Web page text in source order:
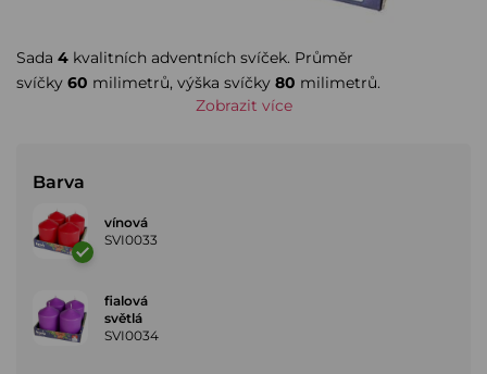
Sada 4 kvalitních adventních svíček. Průměr
svíčky 60 milimetrů, výška svíčky 80 milimetrů.
Zobrazit více
Barva
vínová
SVI0033
fialová
světlá
SVI0034